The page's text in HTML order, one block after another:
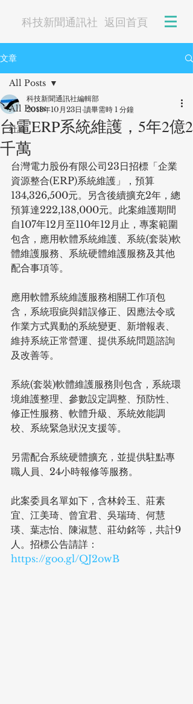
科技新聞通訊社 返回首頁
文章
All Posts
社論
All Posts
台電ERP系統維護，5年2億2
千萬
科技新聞通訊社編輯部
2018年10月23日 讀畢需時 1 分鐘
台灣電力股份有限公司23日招標「企業
資源整合(ERP)系統維護」，預算
134,326,500元。另含後續擴充2年，總
預算達222,138,000元。此案維護期間
自107年12月至110年12月止，專案範圍
包含，應用軟體系統維護、系統(套裝)軟
體維護服務、系統硬體維護服務及其他
配合事項等。
應用軟體系統維護服務相關工作項包
含，系統瑕疵與錯誤修正、因應法令或
作業方式異動的系統變更、新增報表、
維持系統正常營運、提供系統問題諮詢
及改善等。
系統(套裝)軟體維護服務則包含，系統環
境維護整理、參數設定調整、預防性、
修正性服務、軟體升級、系統效能調
校、系統緊急狀況支援等。
另需配合系統硬體擴充，並提供駐點專
職人員、24小時報修等服務。
此案委員名單如下，含林鈴玉、莊素
宜、江美琦、曾宜君、吳瑞琦、何慧
瑛、葉志怡、陳淑慧、莊幼銘等，共計9
人。招標公告請詳：
https://goo.gl/QJ2owB